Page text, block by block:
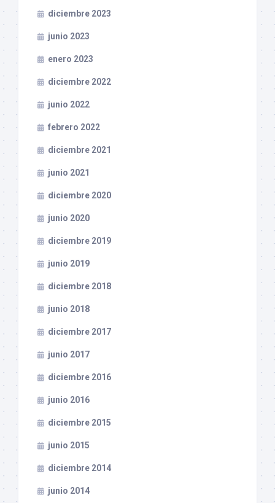
diciembre 2023
junio 2023
enero 2023
diciembre 2022
junio 2022
febrero 2022
diciembre 2021
junio 2021
diciembre 2020
junio 2020
diciembre 2019
junio 2019
diciembre 2018
junio 2018
diciembre 2017
junio 2017
diciembre 2016
junio 2016
diciembre 2015
junio 2015
diciembre 2014
junio 2014